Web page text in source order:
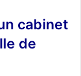
cabinet
de